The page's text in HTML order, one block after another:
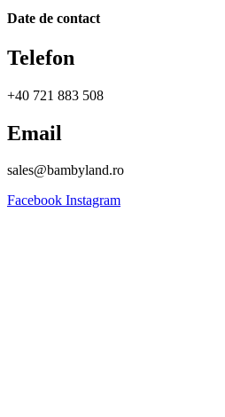
Date de contact
Telefon
+40 721 883 508
Email
sales@bambyland.ro​
Facebook Instagram